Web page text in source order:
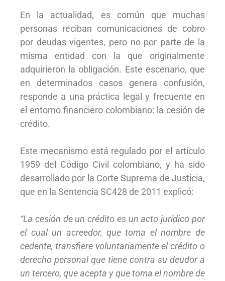
En la actualidad, es común que muchas
personas reciban comunicaciones de cobro
por deudas vigentes, pero no por parte de la
misma entidad con la que originalmente
adquirieron la obligación. Este escenario, que
en determinados casos genera confusión,
responde a una práctica legal y frecuente en
el entorno financiero colombiano: la cesión de
crédito.
Este mecanismo está regulado por el artículo
1959 del Código Civil colombiano, y ha sido
desarrollado por la Corte Suprema de Justicia,
que en la Sentencia SC428 de 2011 explicó:
“La cesión de un crédito es un acto jurídico por
el cual un acreedor, que toma el nombre de
cedente, transfiere voluntariamente el crédito o
derecho personal que tiene contra su deudor a
un tercero, que acepta y que toma el nombre de